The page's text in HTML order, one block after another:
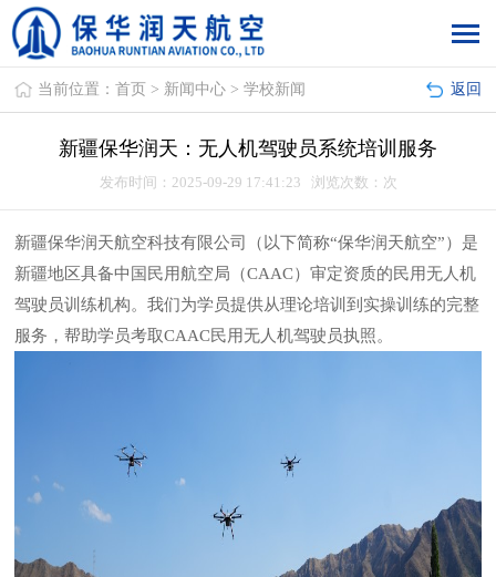
返回
当前位置：首页 > 新闻中心 >学校新闻
新疆保华润天：无人机驾驶员系统培训服务
发布时间：2025-09-29 17:41:23 浏览次数： 次
新疆保华润天航空科技有限公司（以下简称“保华润天航空”）是
新疆地区具备中国民用航空局（CAAC）审定资质的民用无人机
驾驶员训练机构。我们为学员提供从理论培训到实操训练的完整
服务，帮助学员考取CAAC民用无人机驾驶员执照。